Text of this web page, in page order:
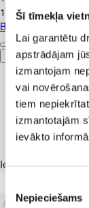
Šī tīmekļa
Lai garantētu
apstrādājam
izmantojam
vai
tiem
izmantotajām
ievākto
izvēle
Nepieciešams
1,19€/kg
Banāni CAVENDISH
Pievienot
Iesakām ar